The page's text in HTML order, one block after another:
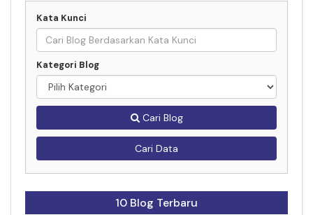
Kata Kunci
Kategori Blog
Cari Blog
Cari Data
10 Blog Terbaru